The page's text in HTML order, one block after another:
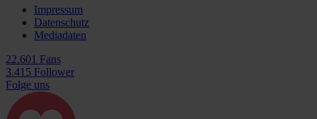
Impressum
Datenschutz
Mediadaten
22.601 Fans
3.415 Follower
Folge uns